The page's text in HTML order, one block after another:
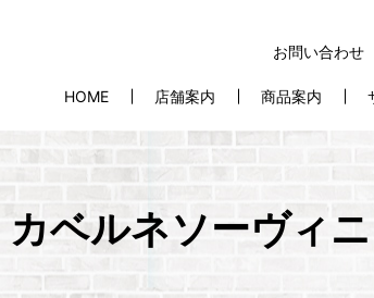
お問い合わせ
HOME 店舗案内 商品案内
カベルネソーヴィ